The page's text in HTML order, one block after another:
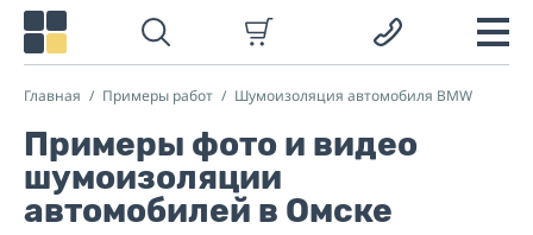
Главная Примеры работ Шумоизоляция автомобиля BMW
Примеры фото и видео
шумоизоляции
автомобилей в Омске